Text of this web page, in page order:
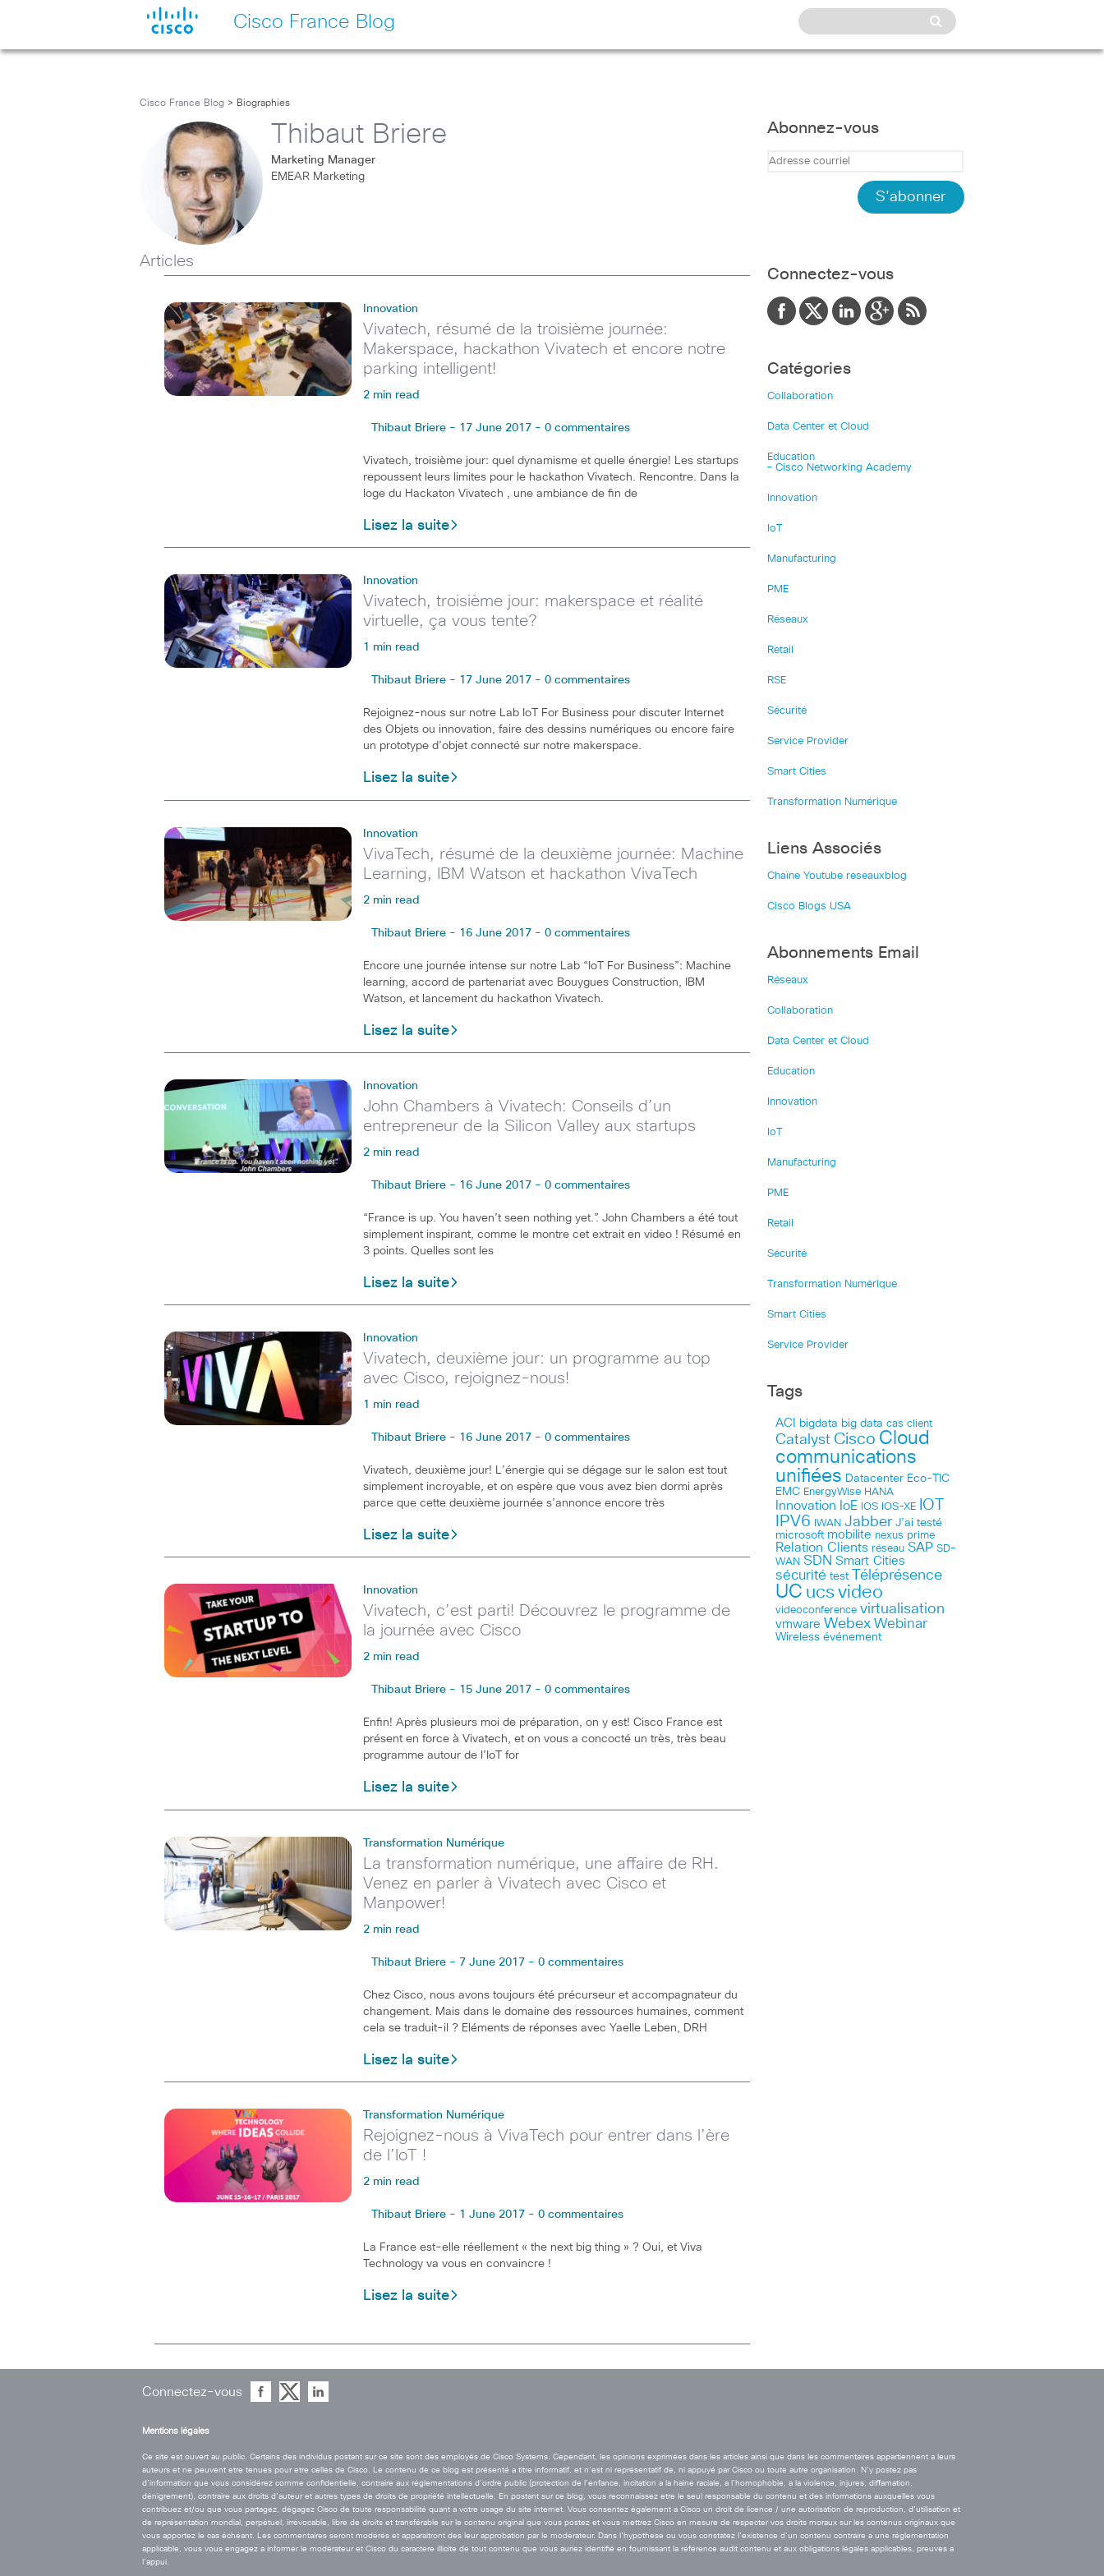
Cisco France Blog
Cisco France Blog > Biographies
Thibaut Briere
Marketing Manager
EMEAR Marketing
Articles
Innovation
Vivatech, résumé de la troisième journée:
Makerspace, hackathon Vivatech et encore notre
parking intelligent!
2 min read
Thibaut Briere - 17 June 2017 - 0 commentaires
Vivatech, troisième jour: quel dynamisme et quelle énergie! Les startups
repoussent leurs limites pour le hackathon Vivatech. Rencontre. Dans la
loge du Hackaton Vivatech , une ambiance de fin de
Lisez la suite
Innovation
Vivatech, troisième jour: makerspace et réalité
virtuelle, ça vous tente?
1 min read
Thibaut Briere - 17 June 2017 - 0 commentaires
Rejoignez-nous sur notre Lab IoT For Business pour discuter Internet
des Objets ou innovation, faire des dessins numériques ou encore faire
un prototype d’objet connecté sur notre makerspace.
Lisez la suite
Innovation
VivaTech, résumé de la deuxième journée: Machine
Learning, IBM Watson et hackathon VivaTech
2 min read
Thibaut Briere - 16 June 2017 - 0 commentaires
Encore une journée intense sur notre Lab “IoT For Business”: Machine
learning, accord de partenariat avec Bouygues Construction, IBM
Watson, et lancement du hackathon Vivatech.
Lisez la suite
Innovation
John Chambers à Vivatech: Conseils d’un
entrepreneur de la Silicon Valley aux startups
2 min read
Thibaut Briere - 16 June 2017 - 0 commentaires
“France is up. You haven’t seen nothing yet.”. John Chambers a été tout
simplement inspirant, comme le montre cet extrait en video ! Résumé en
3 points. Quelles sont les
Lisez la suite
Innovation
Vivatech, deuxième jour: un programme au top
avec Cisco, rejoignez-nous!
1 min read
Thibaut Briere - 16 June 2017 - 0 commentaires
Vivatech, deuxième jour! L’énergie qui se dégage sur le salon est tout
simplement incroyable, et on espère que vous avez bien dormi après
parce que cette deuxième journée s’annonce encore très
Lisez la suite
Innovation
Vivatech, c’est parti! Découvrez le programme de
la journée avec Cisco
2 min read
Thibaut Briere - 15 June 2017 - 0 commentaires
Enfin! Après plusieurs moi de préparation, on y est! Cisco France est
présent en force à Vivatech, et on vous a concocté un très, très beau
programme autour de l’IoT for
Lisez la suite
Transformation Numérique
La transformation numérique, une affaire de RH.
Venez en parler à Vivatech avec Cisco et
Manpower!
2 min read
Thibaut Briere - 7 June 2017 - 0 commentaires
Chez Cisco, nous avons toujours été précurseur et accompagnateur du
changement. Mais dans le domaine des ressources humaines, comment
cela se traduit-il ? Eléments de réponses avec Yaelle Leben, DRH
Lisez la suite
Transformation Numérique
Rejoignez-nous à VivaTech pour entrer dans l’ère
de l’IoT !
2 min read
Thibaut Briere - 1 June 2017 - 0 commentaires
La France est-elle réellement « the next big thing » ? Oui, et Viva
Technology va vous en convaincre !
Lisez la suite
Abonnez-vous
Connectez-vous
Catégories
Collaboration
Data Center et Cloud
Education
– Cisco Networking Academy
Innovation
IoT
Manufacturing
PME
Réseaux
Retail
RSE
Sécurité
Service Provider
Smart Cities
Transformation Numérique
Liens Associés
Chaîne Youtube reseauxblog
Cisco Blogs USA
Abonnements Email
Réseaux
Collaboration
Data Center et Cloud
Education
Innovation
IoT
Manufacturing
PME
Retail
Sécurité
Transformation Numérique
Smart Cities
Service Provider
Tags
ACI bigdata big data cas client
Catalyst Cisco Cloud
communications
unifiées Datacenter Eco-TIC
EMC EnergyWise HANA
Innovation IoE IOS IOS-XE IOT
IPV6 IWAN Jabber J’ai testé
microsoft mobilite nexus prime
Relation Clients réseau SAP SD-
WAN SDN Smart Cities
sécurité test Téléprésence
UC ucs video
videoconference virtualisation
vmware Webex Webinar
Wireless événement
Connectez-vous
Mentions légales
Ce site est ouvert au public. Certains des individus postant sur ce site sont des employés de Cisco Systems. Cependant, les opinions exprimées dans les articles ainsi que dans les commentaires appartiennent a leurs
auteurs et ne peuvent etre tenues pour etre celles de Cisco. Le contenu de ce blog est présenté a titre informatif, et n’est ni représentatif de, ni appuyé par Cisco ou toute autre organisation. N’y postez pas
d’information que vous considérez comme confidentielle, contraire aux réglementations d’ordre public (protection de l’enfance, incitation a la haine raciale, a l’homophobie, a la violence, injures, diffamation,
dénigrement), contraire aux droits d’auteur et autres types de droits de propriété intellectuelle. En postant sur ce blog, vous reconnaissez etre le seul responsable du contenu et des informations auxquelles vous
contribuez et/ou que vous partagez, dégagez Cisco de toute responsabilité quant a votre usage du site internet. Vous consentez également a Cisco un droit de licence / une autorisation de reproduction, d’utilisation et
de représentation mondial, perpétuel, irrévocable, libre de droits et transférable sur le contenu original que vous postez et vous mettrez Cisco en mesure de respecter vos droits moraux sur les contenus originaux que
vous apportez le cas échéant. Les commentaires seront modérés et apparaitront des leur approbation par le modérateur. Dans l’hypothese ou vous constatez l’existence d’un contenu contraire a une réglementation
applicable, vous vous engagez a informer le modérateur et Cisco du caractere illicite de tout contenu que vous auriez identifié en fournissant la référence audit contenu et aux obligations légales applicables, preuves a
l’appui.